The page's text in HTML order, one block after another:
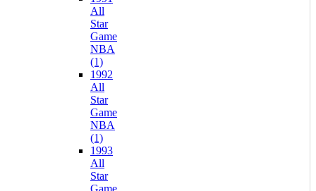
All
Star
Game
NBA
(1)
1992
All
Star
Game
NBA
(1)
1993
All
Star
Game